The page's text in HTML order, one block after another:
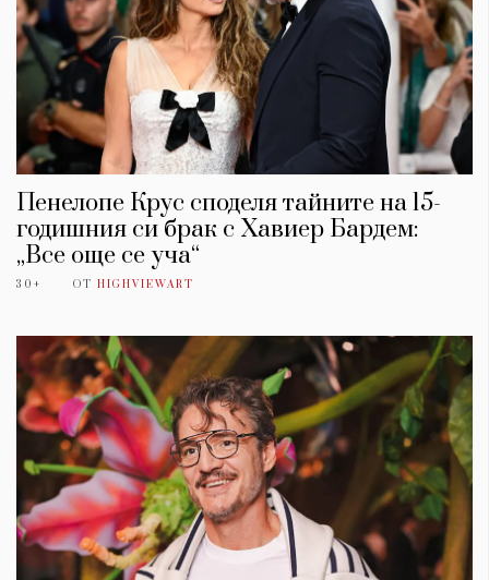
Пенелопе Крус споделя тайните на 15-
годишния си брак с Хавиер Бардем:
„Все още се уча“
30+ ОТ HIGHVIEWART